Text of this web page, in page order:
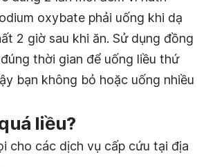
oxybate phải uống khi dạ
2 giờ sau khi ăn. Sử dụng đồng
thời gian để uống liều thứ
bạn không bỏ hoặc uống nhiều
liều?
cho các dịch vụ cấp cứu tại địa